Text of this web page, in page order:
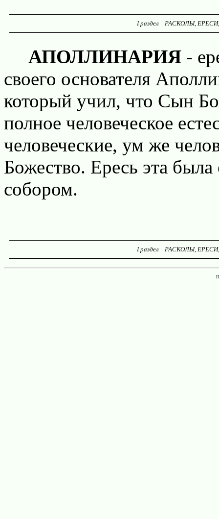
I раздел РАСКОЛЫ,
АПОЛЛИНАРИЯ -
своего основателя
который учил, что Сын
полное человеческое
человеческие, ум же
Божество. Ересь эта
собором.
I раздел РАСКОЛЫ,